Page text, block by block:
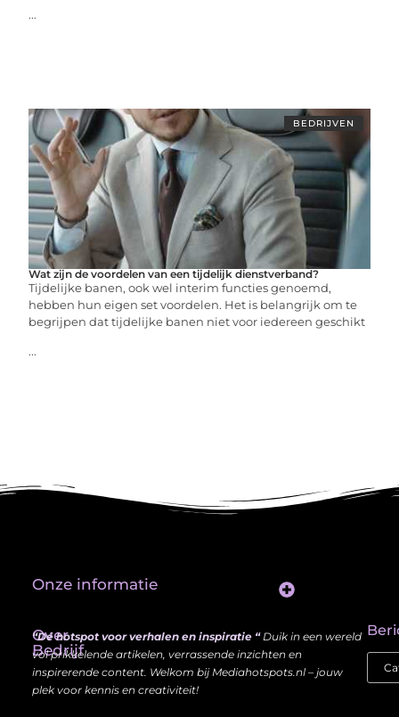
...
BEDRIJVEN
Wat zijn de voordelen van een tijdelijk dienstverband?
Tijdelijke banen, ook wel interim functies genoemd,
hebben hun eigen set voordelen. Het is belangrijk om te
begrijpen dat tijdelijke banen niet voor iedereen geschikt
...
Over
Bedrijf
“Dé hotspot voor verhalen en inspiratie “Duik in een wereld
vol prikkelende artikelen, verrassende inzichten en
inspirerende content. Welkom bij Mediahotspots.nl – jouw
plek voor kennis en creativiteit!
Onze informatie